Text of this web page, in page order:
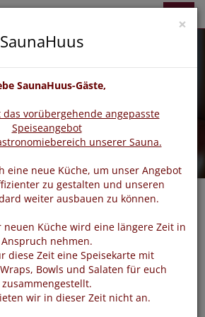
×
SaunaHuus-Gäste,
vorübergehende angepasste
Speiseangebot
unserer Sauna.
eine neue Küche, um unser Angebot
zu gestalten und unseren
weiter ausbauen zu können.
neuen Küche wird eine längere Zeit in
Anspruch nehmen.
diese Zeit eine Speisekarte mit
Bowls und Salaten für euch
zusammengestellt.
wir in dieser Zeit nicht an.